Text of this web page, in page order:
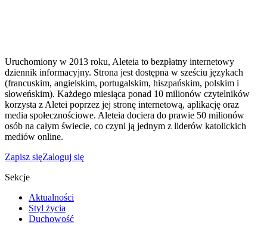
Uruchomiony w 2013 roku, Aleteia to bezpłatny internetowy
dziennik informacyjny. Strona jest dostępna w sześciu językach
(francuskim, angielskim, portugalskim, hiszpańskim, polskim i
słoweńskim). Każdego miesiąca ponad 10 milionów czytelników
korzysta z Aletei poprzez jej stronę internetową, aplikację oraz
media społecznościowe. Aleteia dociera do prawie 50 milionów
osób na całym świecie, co czyni ją jednym z liderów katolickich
mediów online.
Zapisz sięZaloguj się
Sekcje
Aktualności
Styl życia
Duchowość